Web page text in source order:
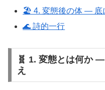
🏖 4. 変態後の体 ― 底
🌊 詩的一行
🧬 1. 変態とは何か
え